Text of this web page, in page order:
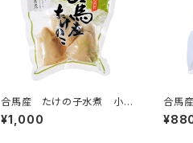
合馬産 たけの子水煮 小丸
ちゃん 200g
¥1,000
合馬
フ